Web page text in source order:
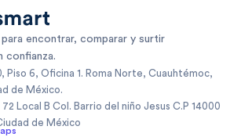
encontrar, comparar y surtir
confianza.
Piso 6, Oficina 1. Roma Norte, Cuauhtémoc,
de México.
Local B Col. Barrio del niño Jesus C.P 14000
de México